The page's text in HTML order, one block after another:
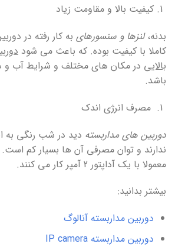
کیفیت بالا و مقاومت زیاد
بدنه،لنزها و سنسورهای به کار رفته در
کاملا با کیفیت بوده. که باعث می شود
بالایی در مکان های مختلف و شرایط آب و
باشد.
مصرف انرژی اندک
دوربین های مداربسته دید در شب رنگی به
ندارند و توان مصرفی آن ها بسیار کم
معمولا با یک آداپتور 2 آمپر کار می کنند.
بیشتر بدانید:
دوربین مداربسته آنالوگ
دوربین مداربسته IP camera